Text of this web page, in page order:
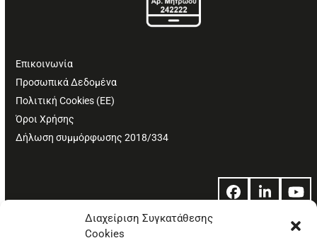
Διαχείριση Συγκατάθεσης
Cookies
Επικοινωνία
Προσωπικά Δεδομένα
Πολιτική Cookies (ΕΕ)
Όροι Χρήσης
Δήλωση συμμόρφωσης 2018/334
Facebook
LinkedIn